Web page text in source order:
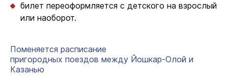
билет переоформляется с детского на взрослый
или наоборот.
Поменяется расписание
пригородных поездов между Йошкар-Олой и
Казанью